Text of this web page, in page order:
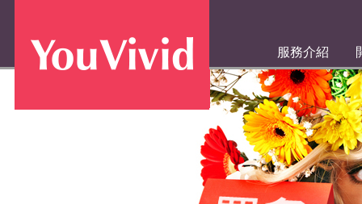
服務介紹